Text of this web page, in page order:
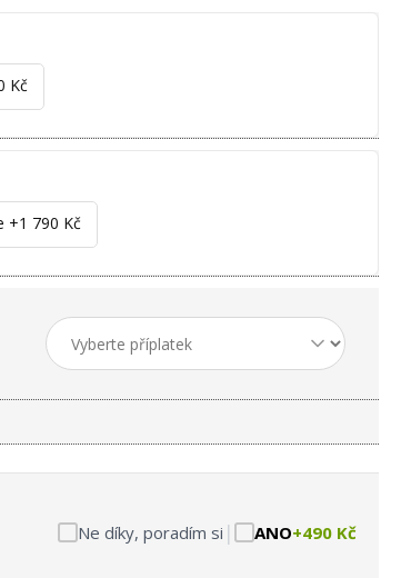
Kč
+1 790 Kč
Ne díky, poradím si | ANO+490 Kč